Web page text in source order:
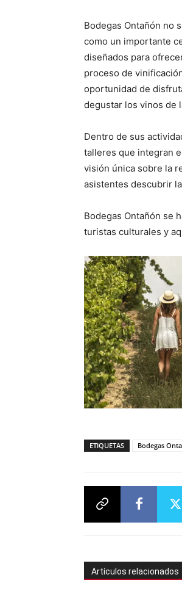
Bodegas Ontañón no
como un importante
diseñados para
proceso de
oportunidad de
degustar los vinos de
Dentro de sus
talleres que integran
visión única sobre la
asistentes descubrir
Bodegas Ontañón se
turistas culturales y
ETIQUETAS Bodegas
Artículos relacionados